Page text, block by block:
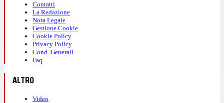
Contatti
La Redazione
Nota Legale
Gestione Cookie
Cookie Policy
Privacy Policy
Cond. Generali
Faq
ALTRO
Video